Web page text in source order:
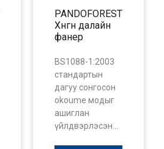
PANDOFOREST
Хөнгөн далайн
фанер
BS1088-1:2003
стандартын
дагуу сонгосон
okoume модыг
ашиглан
үйлдвэрлэсэн...